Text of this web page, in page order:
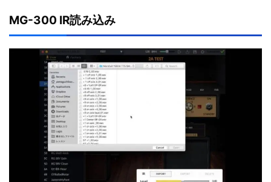
MG-300 IR読み込み